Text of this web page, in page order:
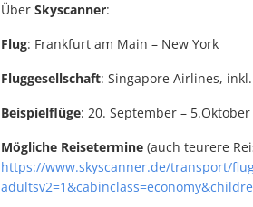
Über Skyscanner:
Flug: Frankfurt am Main – New York
Fluggesellschaft: Singapore Airlines,
Beispielflüge: 20. September – 5.Oktober
Mögliche Reisetermine (auch teurere
https://www.skyscanner.de/transport/